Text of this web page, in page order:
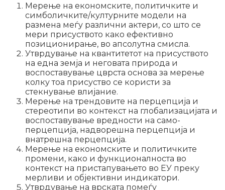
Мерење на економските, политичките и
симболичките/културните модели на
размена меѓу различни актери, со што се
мери присуството како ефективно
позиционирање, во апсолутна смисла.
Утврдување на квантитетот на присуството
на една земја и неговата природа и
воспоставување цврста основа за мерење
колку тоа присуство се користи за
стекнување влијание.
Мерење на трендовите на перцепција и
стереотипи во контекст на глобализацијата и
воспоставување вредности на само-
перцепција, надворешна перцепција и
внатрешна перцепција.
Мерење на економските и политичките
промени, како и функционалноста во
контекст на пристапувањето во ЕУ преку
мерливи и објективни индикатори.
Утврдување на врската помеѓу